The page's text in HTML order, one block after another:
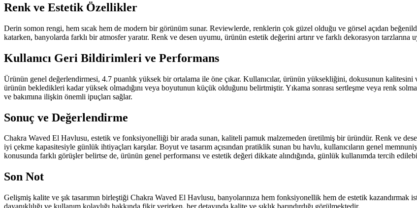
Renk ve Estetik Özellikler
Derin somon rengi, hem sıcak hem de modern bir görünüm sunar. Reviewlerde, renklerin çok güzel olduğu ve görsel açıdan
katarken, banyolarda farklı bir atmosfer yaratır. Renk ve desen uyumu, ürünün estetik değerini artırır ve farklı dekorasyon tarzlarına
Kullanıcı Geri Bildirimleri ve Performans
Ürünün genel değerlendirmesi, 4.7 puanlık yüksek bir ortalama ile öne çıkar. Kullanıcılar, ürünün yüksekliğini, dokusunun
ürünün bekledikleri kadar yüksek olmadığını veya boyutunun küçük olduğunu belirtmiştir. Yıkama sonrası sertleşme veya renk
ve bakımına ilişkin önemli ipuçları sağlar.
Sonuç ve Değerlendirme
Chakra Waved El Havlusu, estetik ve fonksiyonelliği bir arada sunan, kaliteli pamuk malzemeden üretilmiş bir üründür. Renk ve
iyi çekme kapasitesiyle günlük ihtiyaçları karşılar. Boyut ve tasarım açısından pratiklik sunan bu havlu, kullanıcıların genel
konusunda farklı görüşler belirtse de, ürünün genel performansı ve estetik değeri dikkate alındığında, günlük kullanımda tercih
Son Not
Gelişmiş kalite ve şık tasarımın birleştiği Chakra Waved El Havlusu, banyolarınıza hem fonksiyonellik hem de estetik